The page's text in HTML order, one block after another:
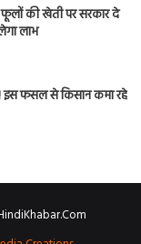
की खेती पर सरकार दे
लाभ
इस फसल से किसान कमा रहे